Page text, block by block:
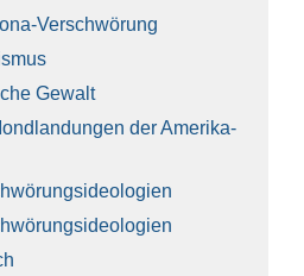
Ver­schwö­rung
Gewalt
der Ame­ri­ka­